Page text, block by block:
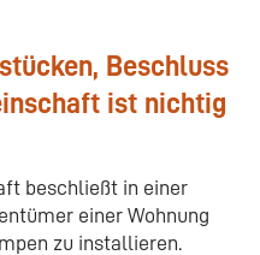
Beschluss
ist nichtig
beschließt in einer
einer Wohnung
zu installieren.